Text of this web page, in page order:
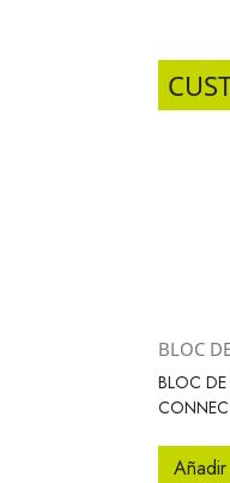
BLOC
BLOC